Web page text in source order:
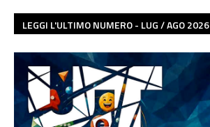
LEGGI L'ULTIMO NUMERO - LUG / AGO 2026